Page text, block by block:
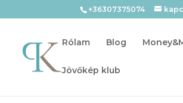
+36307375074
Rólam Blog
Jövőkép klub